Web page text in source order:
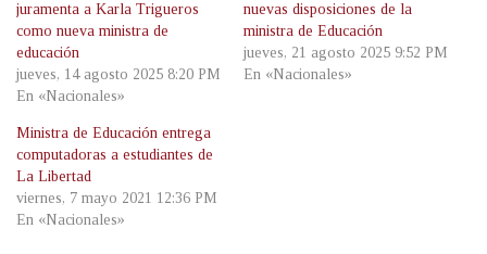
juramenta a Karla Trigueros
como nueva ministra de
educación
jueves, 14 agosto 2025 8:20 PM
En «Nacionales»
nuevas disposiciones de la
ministra de Educación
jueves, 21 agosto 2025 9:52 PM
En «Nacionales»
Ministra de Educación entrega
computadoras a estudiantes de
La Libertad
viernes, 7 mayo 2021 12:36 PM
En «Nacionales»